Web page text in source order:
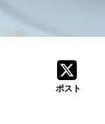
ポスト